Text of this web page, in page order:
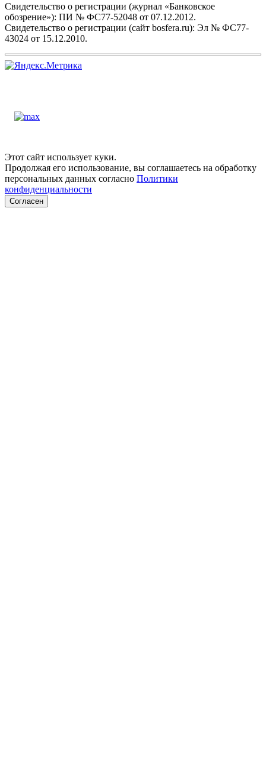
Свидетельство о регистрации (журнал «Банковское
обозрение»): ПИ № ФС77-52048 от 07.12.2012.
Свидетельство о регистрации (сайт bosfera.ru): Эл № ФС77-
43024 от 15.12.2010.
Этот сайт использует куки.
Продолжая его использование, вы соглашаетесь на обработку
персональных данных согласно Политики
конфиденциальности
Согласен